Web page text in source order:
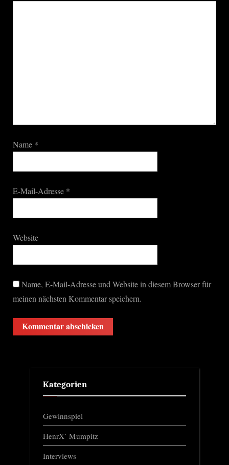
Name *
E-Mail-Adresse *
Website
Name, E-Mail-Adresse und Website in diesem Browser für
meinen nächsten Kommentar speichern.
Kategorien
Gewinnspiel
HenrX` Mumpitz
Interviews